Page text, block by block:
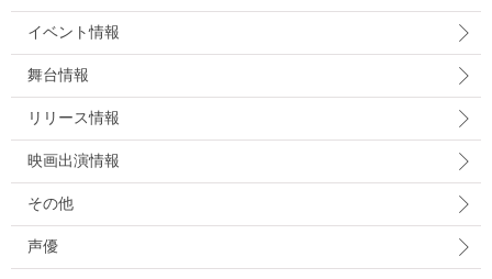
イベント情報
舞台情報
リリース情報
映画出演情報
その他
声優